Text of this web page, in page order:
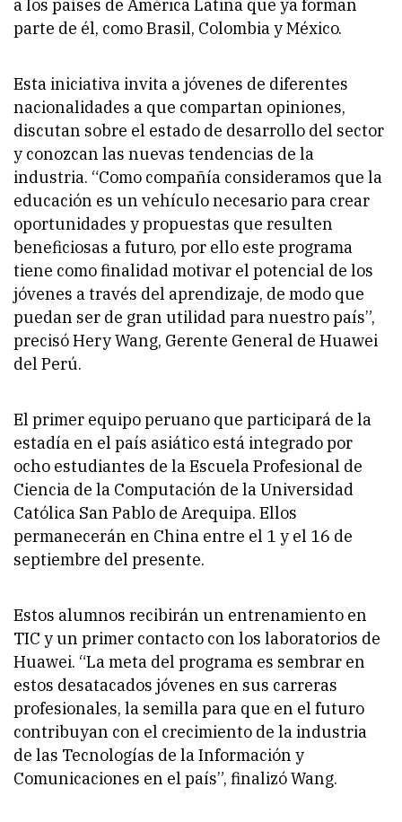
a los países de América Latina que ya forman
parte de él, como Brasil, Colombia y México.
Esta iniciativa invita a jóvenes de diferentes
nacionalidades a que compartan opiniones,
discutan sobre el estado de desarrollo del sector
y conozcan las nuevas tendencias de la
industria. “Como compañía consideramos que la
educación es un vehículo necesario para crear
oportunidades y propuestas que resulten
beneficiosas a futuro, por ello este programa
tiene como finalidad motivar el potencial de los
jóvenes a través del aprendizaje, de modo que
puedan ser de gran utilidad para nuestro país”,
precisó Hery Wang, Gerente General de Huawei
del Perú.
El primer equipo peruano que participará de la
estadía en el país asiático está integrado por
ocho estudiantes de la Escuela Profesional de
Ciencia de la Computación de la Universidad
Católica San Pablo de Arequipa. Ellos
permanecerán en China entre el 1 y el 16 de
septiembre del presente.
Estos alumnos recibirán un entrenamiento en
TIC y un primer contacto con los laboratorios de
Huawei. “La meta del programa es sembrar en
estos desatacados jóvenes en sus carreras
profesionales, la semilla para que en el futuro
contribuyan con el crecimiento de la industria
de las Tecnologías de la Información y
Comunicaciones en el país”, finalizó Wang.